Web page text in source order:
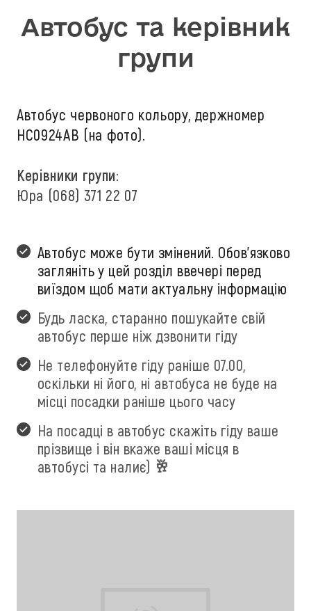
Автобус та керівник
групи
Автобус червоного кольору, держномер
НС0924АВ (на фото).
Керівники групи:
Юра (068) 371 22 07
Автобус може бути змінений. Обов'язково
загляніть у цей розділ ввечері перед
виїздом щоб мати актуальну інформацію
Будь ласка, старанно пошукайте свій
автобус перше ніж дзвонити гіду
Не телефонуйте гіду раніше 07.00,
оскільки ні його, ні автобуса не буде на
місці посадки раніше цього часу
На посадці в автобус скажіть гіду ваше
прізвище і він вкаже ваші місця в
автобусі та налиє) 🥂